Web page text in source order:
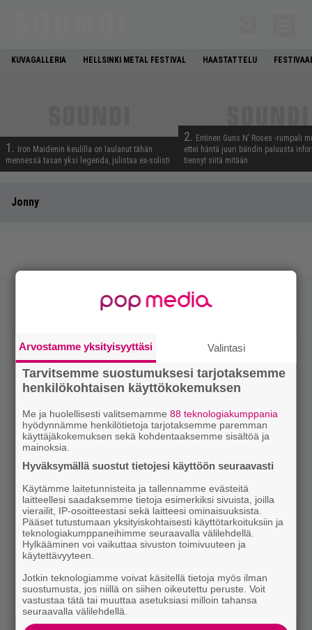
KUVAGALLERIA HELLSINKI METAL FESTIVAL HAASTATTELU
1.
Iron Maidenin keulilla on laulanut tähän
mennessä tasan yksi legenda, julistaa ex-solisti
2. Entinen Guns N’ Roses -rumpali
ettei häntä juuri bändin paluusta
tiennyt siitä mitään
Jonny
Arvostamme yksityisyyttäsi Valintasi
Tarvitsemme suostumuksesi tarjotaksemme
henkilökohtaisen käyttökokemuksen
Me ja huolellisesti valitsemamme88 teknologiakumppania
hyödynnämme henkilötietoja tarjotaksemme paremman
käyttäjäkokemuksen sekä kohdentaaksemme sisältöä ja
mainoksia.
Hyväksymällä suostut tietojesi käyttöön seuraavasti
Käytämme laitetunnisteita ja tallennamme evästeitä
laitteellesi saadaksemme tietoja esimerkiksi sivuista, joilla
vierailit, IP-osoitteestasi sekä laitteesi ominaisuuksista.
Pääset tutustumaan yksityiskohtaisesti käyttötarkoituksiin ja
teknologiakumppaneihimme seuraavalla välilehdellä.
Hylkääminen voi vaikuttaa sivuston toimivuuteen ja
käytettävyyteen.
Jotkin teknologiamme voivat käsitellä tietoja myös ilman
suostumusta, jos niillä on siihen oikeutettu peruste. Voit
vastustaa tätä tai muuttaa asetuksiasi milloin tahansa
seuraavalla välilehdellä.